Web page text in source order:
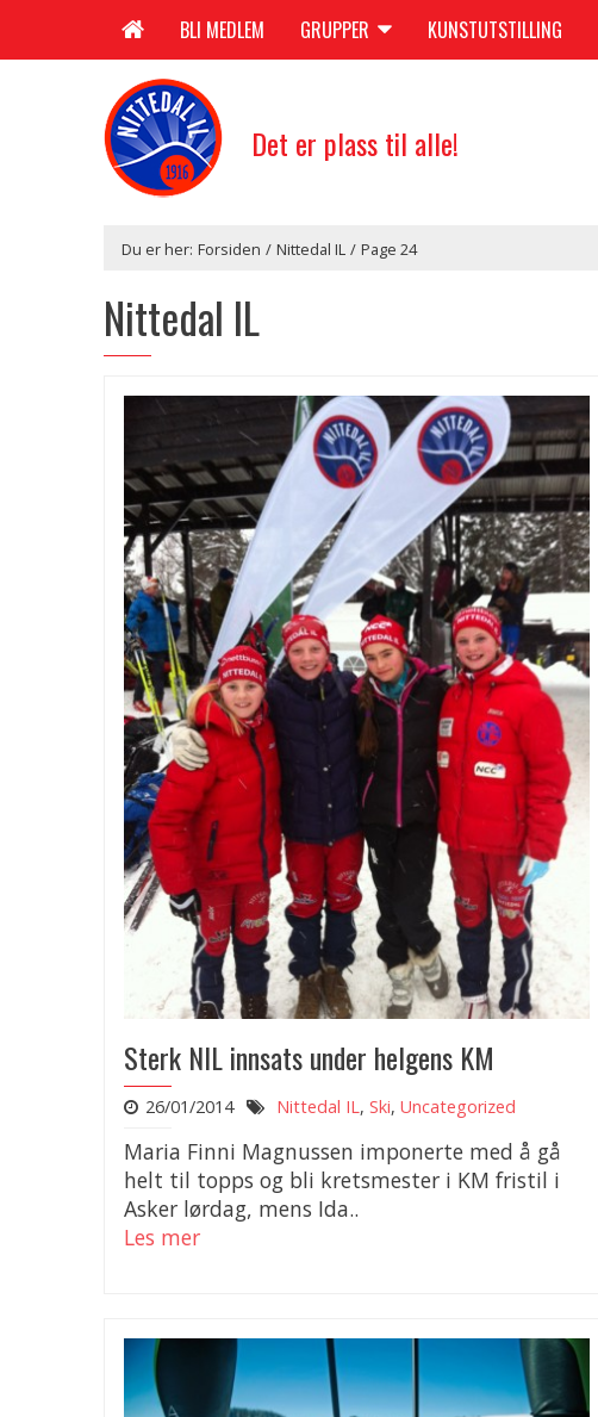
BLI MEDLEM GRUPPER KUNSTUTSTILLING
Det er plass til alle!
Du er her: Forsiden / Nittedal IL / Page 24
Nittedal IL
Sterk NIL innsats under helgens KM
26/01/2014 Nittedal IL , Ski, Uncategorized
Maria Finni Magnussen imponerte med å gå
helt til topps og bli kretsmester i KM fristil i
Asker lørdag, mens Ida..
Les mer